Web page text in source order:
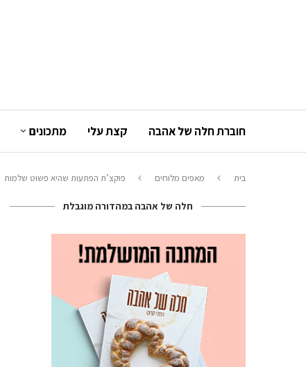
חוברת חלה של אהבה קצת עלי מתכונים
בית מאפים מלוחים פוקצ’ת הפתעות שהיא פשוט שלמות
חלה של אהבה במהדורה מוגבלת